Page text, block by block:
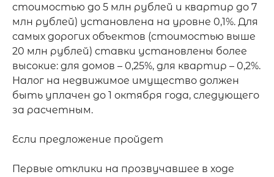
стоимостью до 5 млн рублей и квартир до 7
млн рублей) установлена на уровне 0,1%. Для
самых дорогих объектов (стоимостью выше
20 млн рублей) ставки установлены более
высокие: для домов – 0,25%, для квартир – 0,2%.
Налог на недвижимое имущество должен
быть уплачен до 1 октября года, следующего
за расчетным.
Если предложение пройдет
Первые отклики на прозвучавшее в ходе